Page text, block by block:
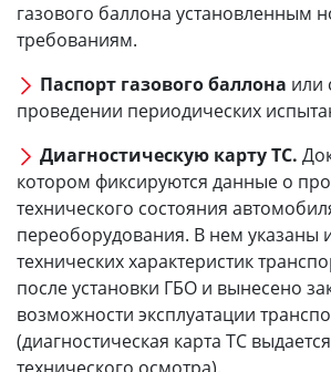
газового баллона установленным
требованиям.
Паспорт газового баллона или
проведении периодических
Диагностическую карту ТС.
котором фиксируются данные о
технического состояния
переоборудования. В нем указаны
технических характеристик
после установки ГБО и вынесено
возможности эксплуатации
(диагностическая карта ТС